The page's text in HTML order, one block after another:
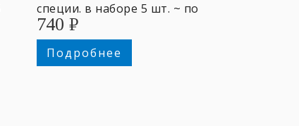
специи. в наборе 5 шт. ~ по
25гр.
740 ₽
Подробнее